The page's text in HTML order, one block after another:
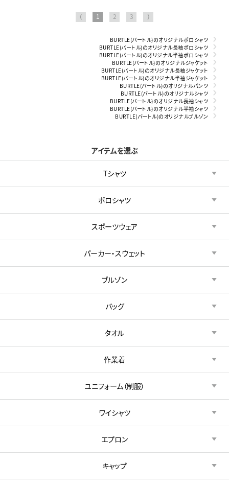
⟨ 1 2 3 ⟩
BURTLE(バートル)のオリジナルポロシャツ
BURTLE(バートル)のオリジナル長袖ポロシャツ
BURTLE(バートル)のオリジナル半袖ポロシャツ
BURTLE(バートル)のオリジナルジャケット
BURTLE(バートル)のオリジナル長袖ジャケット
BURTLE(バートル)のオリジナル半袖ジャケット
BURTLE(バートル)のオリジナルパンツ
BURTLE(バートル)のオリジナルシャツ
BURTLE(バートル)のオリジナル長袖シャツ
BURTLE(バートル)のオリジナル半袖シャツ
BURTLE(バートル)のオリジナルブルゾン
アイテムを選ぶ
Tシャツ
ポロシャツ
スポーツウェア
パーカー・スウェット
ブルゾン
バッグ
タオル
作業着
ユニフォーム（制服）
ワイシャツ
エプロン
キャップ